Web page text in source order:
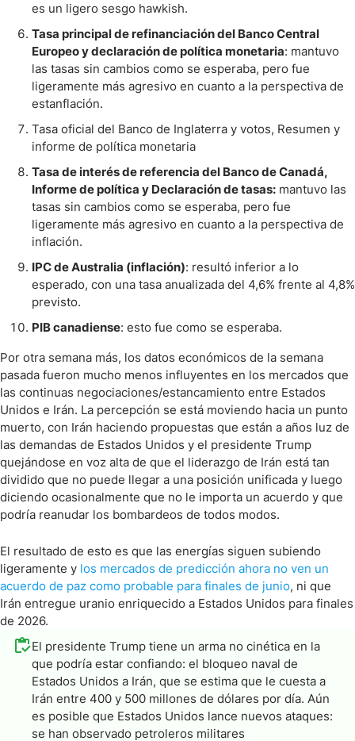
es un ligero sesgo hawkish.
Tasa principal de refinanciación del Banco Central
Europeo y declaración de política monetaria: mantuvo
las tasas sin cambios como se esperaba, pero fue
ligeramente más agresivo en cuanto a la perspectiva de
estanflación.
Tasa oficial del Banco de Inglaterra y votos, Resumen y
informe de política monetaria
Tasa de interés de referencia del Banco de Canadá,
Informe de política y Declaración de tasas: mantuvo las
tasas sin cambios como se esperaba, pero fue
ligeramente más agresivo en cuanto a la perspectiva de
inflación.
IPC de Australia (inflación): resultó inferior a lo
esperado, con una tasa anualizada del 4,6% frente al 4,8%
previsto.
PIB canadiense: esto fue como se esperaba.
Por otra semana más, los datos económicos de la semana
pasada fueron mucho menos influyentes en los mercados que
las continuas negociaciones/estancamiento entre Estados
Unidos e Irán. La percepción se está moviendo hacia un punto
muerto, con Irán haciendo propuestas que están a años luz de
las demandas de Estados Unidos y el presidente Trump
quejándose en voz alta de que el liderazgo de Irán está tan
dividido que no puede llegar a una posición unificada y luego
diciendo ocasionalmente que no le importa un acuerdo y que
podría reanudar los bombardeos de todos modos.
El resultado de esto es que las energías siguen subiendo
ligeramente y los mercados de predicción ahora no ven un
acuerdo de paz como probable para finales de junio, ni que
Irán entregue uranio enriquecido a Estados Unidos para finales
de 2026.
El presidente Trump tiene un arma no cinética en la
que podría estar confiando: el bloqueo naval de
Estados Unidos a Irán, que se estima que le cuesta a
Irán entre 400 y 500 millones de dólares por día. Aún
es posible que Estados Unidos lance nuevos ataques:
se han observado petroleros militares